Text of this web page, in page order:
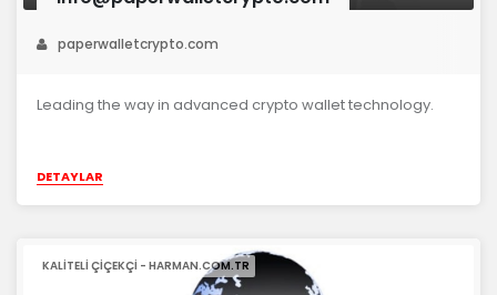
paperwalletcrypto.com
Leading the way in advanced crypto wallet technology.
DETAYLAR
KALITELI ÇIÇEKÇI - HARMAN.COM.TR